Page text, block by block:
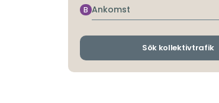
Ankomst
B
Sök kollektivtrafik